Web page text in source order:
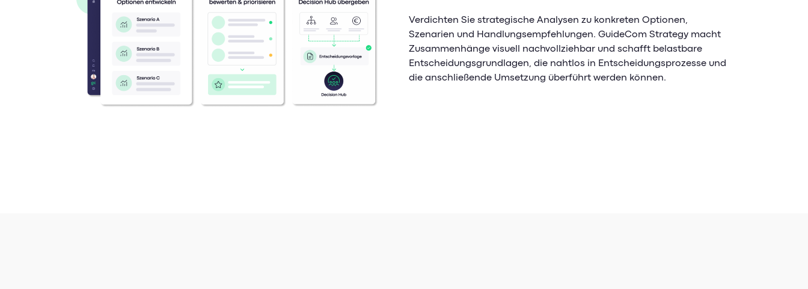
Verdichten Sie strategische Analysen zu konkreten Optionen,
Szenarien und Handlungsempfehlungen. GuideCom Strategy macht
Zusammenhänge visuell nachvollziehbar und schafft belastbare
Entscheidungsgrundlagen, die nahtlos in Entscheidungsprozesse und
die anschließende Umsetzung überführt werden können.